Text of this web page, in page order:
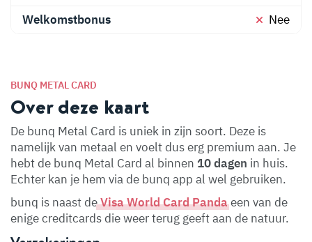
BUNQ METAL CARD
Over deze kaart
De bunq Metal Card is uniek in zijn soort. Deze is
namelijk van metaal en voelt dus erg premium aan. Je
hebt de bunq Metal Card al binnen 10 dagen in huis.
Echter kan je hem via de bunq app al wel gebruiken.
bunq is naast deVisa World Card Pandaeen van de
enige creditcards die weer terug geeft aan de natuur.
Welkomstbonus
Nee